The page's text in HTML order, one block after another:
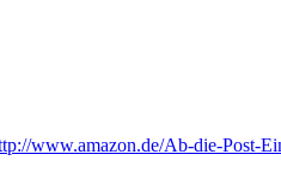
www.amazon.de/Ab-die-Post-